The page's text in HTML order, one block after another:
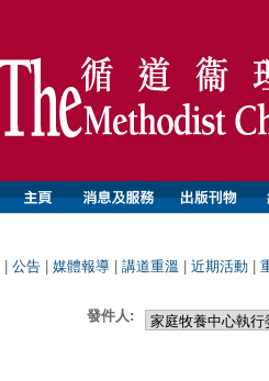
公告 媒體報導 講道重溫 近期活動
發件人: